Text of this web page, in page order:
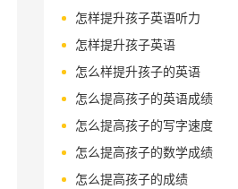
怎样提升孩子英语听力
怎样提升孩子英语
怎么样提升孩子的英语
怎么提高孩子的英语成绩
怎么提高孩子的写字速度
怎么提高孩子的数学成绩
怎么提高孩子的成绩